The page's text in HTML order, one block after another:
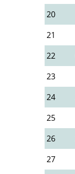
20
21
22
23
24
25
26
27